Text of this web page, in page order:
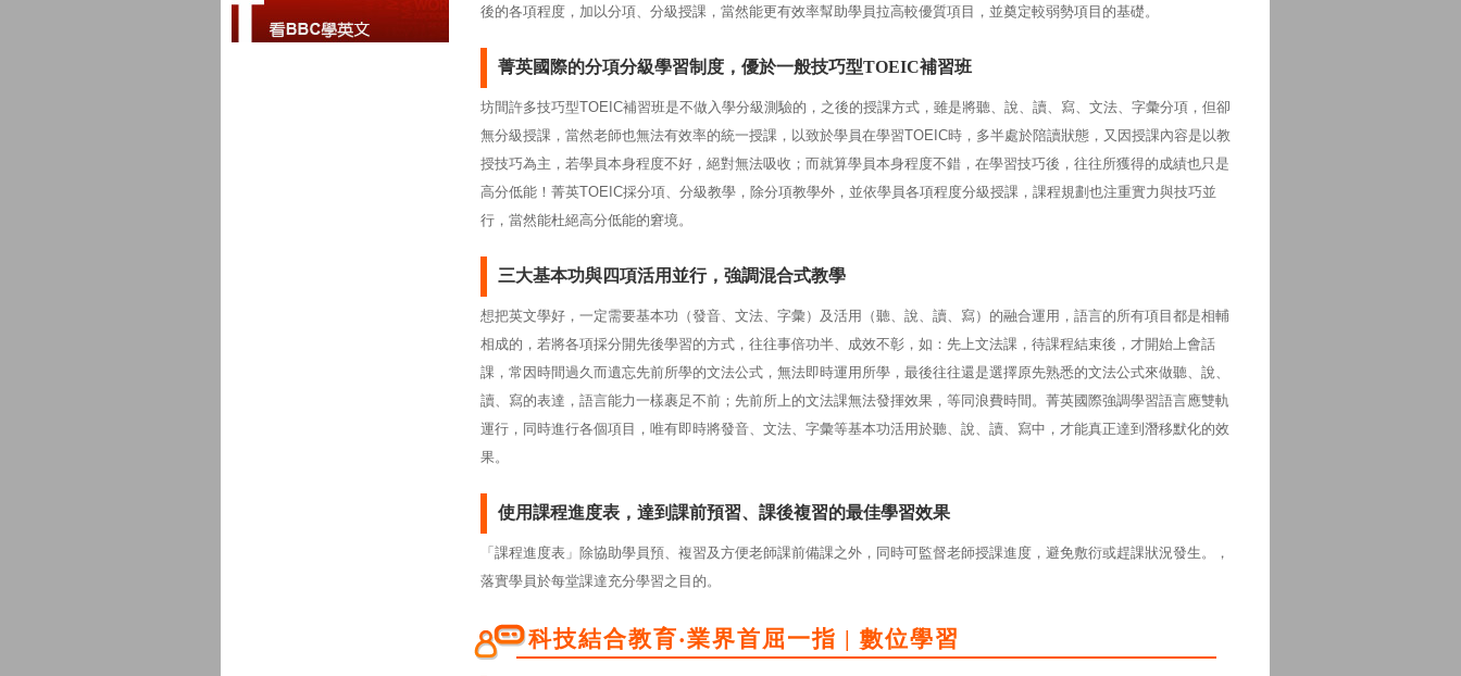
後的各項程度，加以分項、分級授課，當然能更有效率幫助學員拉高較優質項目，並奠定較弱勢項目的基礎。
菁英國際的分項分級學習制度，優於一般技巧型TOEIC補習班
坊間許多技巧型TOEIC補習班是不做入學分級測驗的，之後的授課方式，雖是將聽、說、讀、寫、文法、字彙分項，但卻
無分級授課，當然老師也無法有效率的統一授課，以致於學員在學習TOEIC時，多半處於陪讀狀態，又因授課內容是以教
授技巧為主，若學員本身程度不好，絕對無法吸收；而就算學員本身程度不錯，在學習技巧後，往往所獲得的成績也只是
高分低能！菁英TOEIC採分項、分級教學，除分項教學外，並依學員各項程度分級授課，課程規劃也注重實力與技巧並
行，當然能杜絕高分低能的窘境。
三大基本功與四項活用並行，強調混合式教學
想把英文學好，一定需要基本功（發音、文法、字彙）及活用（聽、說、讀、寫）的融合運用，語言的所有項目都是相輔
相成的，若將各項採分開先後學習的方式，往往事倍功半、成效不彰，如：先上文法課，待課程結束後，才開始上會話
課，常因時間過久而遺忘先前所學的文法公式，無法即時運用所學，最後往往還是選擇原先熟悉的文法公式來做聽、說、
讀、寫的表達，語言能力一樣裹足不前；先前所上的文法課無法發揮效果，等同浪費時間。菁英國際強調學習語言應雙軌
運行，同時進行各個項目，唯有即時將發音、文法、字彙等基本功活用於聽、說、讀、寫中，才能真正達到潛移默化的效
果。
使用課程進度表，達到課前預習、課後複習的最佳學習效果
「課程進度表」除協助學員預、複習及方便老師課前備課之外，同時可監督老師授課進度，避免敷衍或趕課狀況發生。，
落實學員於每堂課達充分學習之目的。
科技結合教育‧業界首屈一指 | 數位學習